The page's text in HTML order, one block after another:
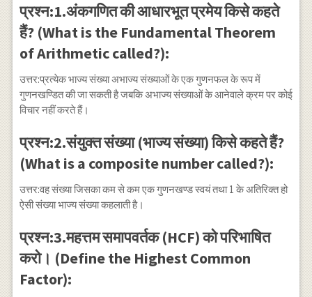
प्रश्न:1.अंकगणित की आधारभूत प्रमेय किसे कहते
हैं? (What is the Fundamental Theorem
of Arithmetic called?):
उत्तर:प्रत्येक भाज्य संख्या अभाज्य संख्याओं के एक गुणनफल के रूप में
गुणनखण्डित की जा सकती है जबकि अभाज्य संख्याओं के आनेवाले क्रम पर कोई
विचार नहीं करते हैं।
प्रश्न:2.संयुक्त संख्या (भाज्य संख्या) किसे कहते हैं?
(What is a composite number called?):
उत्तर:वह संख्या जिसका कम से कम एक गुणनखण्ड स्वयं तथा 1 के अतिरिक्त हो
ऐसी संख्या भाज्य संख्या कहलाती है।
प्रश्न:3.महत्तम समापवर्तक (HCF) को परिभाषित
करो। (Define the Highest Common
Factor):